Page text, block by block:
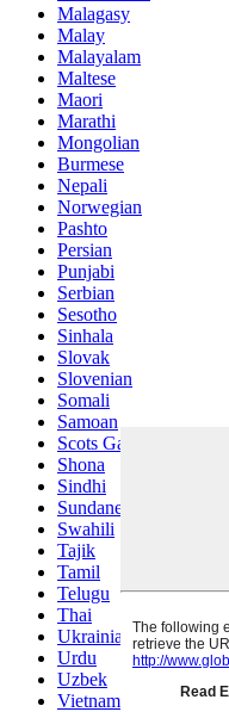
Malagasy
Malay
Malayalam
Maltese
Maori
Marathi
Mongolian
Burmese
Nepali
Norwegian
Pashto
Persian
Punjabi
Serbian
Sesotho
Sinhala
Slovak
Slovenian
Somali
Samoan
Scots Gaelic
Shona
Sindhi
Sundanese
Swahili
Tajik
Tamil
Telugu
Thai
Ukrainian
Urdu
Uzbek
Vietnamese